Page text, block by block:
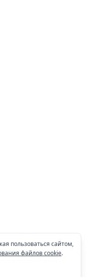
пользоваться сайтом,
файлов cookie.